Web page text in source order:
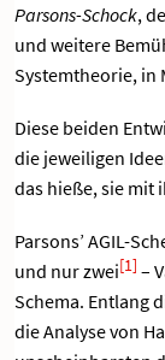
Parsons-Schock,
und weitere
Systemtheorie, in
Diese beiden
die jeweiligen
das hieße, sie mit
Parsons’ AGIL-
und nur zwei[1] –
Schema. Entlang
die Analyse von